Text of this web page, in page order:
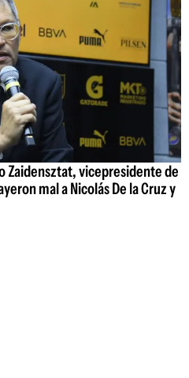
Zaidensztat, vicepresidente de
mal a Nicolás De la Cruz y